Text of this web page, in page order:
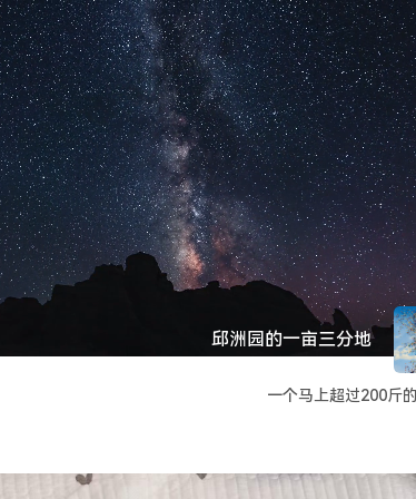
邱洲园的一亩三分地
一个马上超过200斤